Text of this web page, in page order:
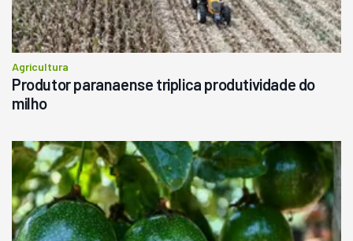
Agricultura
Produtor paranaense triplica produtividade do
milho